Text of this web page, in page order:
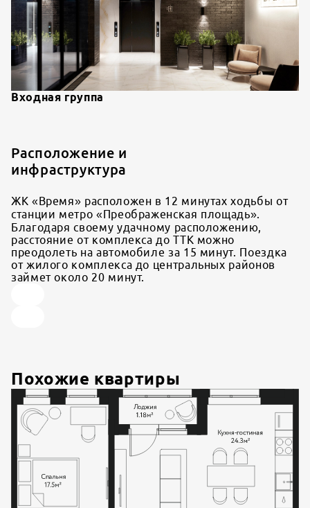
Входная группа
Расположение и
инфраструктура
ЖК «Время» расположен в 12 минутах ходьбы от
станции метро «Преображенская площадь».
Благодаря своему удачному расположению,
расстояние от комплекса до ТТК можно
преодолеть на автомобиле за 15 минут. Поездка
от жилого комплекса до центральных районов
займет около 20 минут.
Похожие квартиры